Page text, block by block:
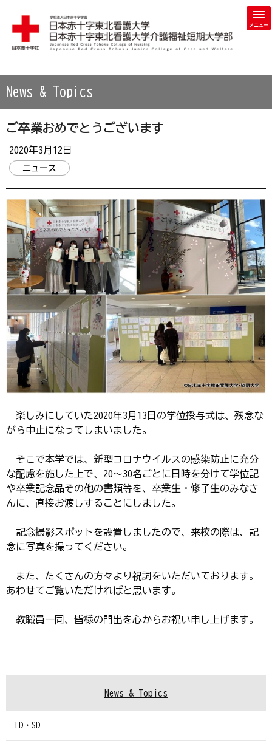
学校法人 日本赤十字学園 日本赤十字東北看護大学・日本赤
News & Topics
ご卒業おめでとうございます
2020年3月12日
ニュース
楽しみにしていた2020年3月13日の学位授与式は、残念な
がら中止になってしまいました。
そこで本学では、新型コロナウイルスの感染防止に充分
な配慮を施した上で、20～30名ごとに日時を分けて学位記
や卒業記念品その他の書類等を、卒業生・修了生のみなさ
んに、直接お渡しすることにしました。
記念撮影スポットを設置しましたので、来校の際は、記
念に写真を撮ってください。
また、たくさんの方々より祝詞をいただいております。
あわせてご覧いただければと思います。
教職員一同、皆様の門出を心からお祝い申し上げます。
News & Topics
FD・SD